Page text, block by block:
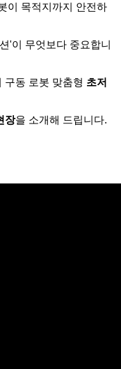
이 목적지까지 안전하
'이 무엇보다 중요합니
구동 로봇 맞춤형 초저
장을 소개해 드립니다.